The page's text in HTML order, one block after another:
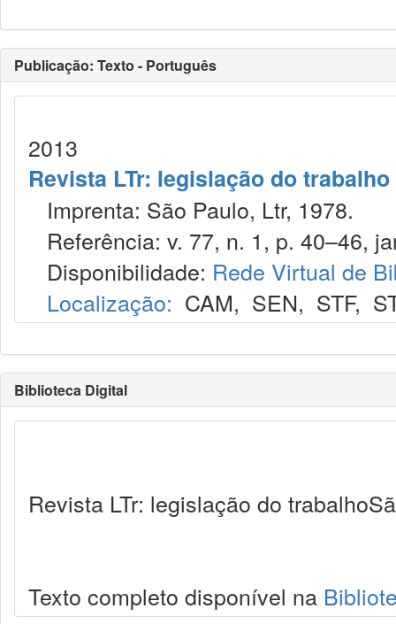
Publicação: Texto - Português
2013
Revista LTr: legislação do trabalho
Imprenta: São Paulo, Ltr, 1978.
Referência: v. 77, n. 1, p. 40–46,
Disponibilidade: Rede Virtual de
Localização: CAM, SEN, STF,
Biblioteca Digital
Revista LTr: legislação do
Texto completo disponível na